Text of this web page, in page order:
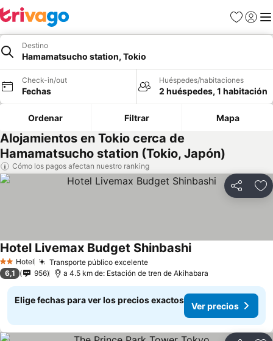
Favoritos
Iniciar
Destino
Hamamatsucho station, Tokio
Check-in/out
Fechas
Huéspedes/habitaciones
2 huéspedes, 1 habitación
Ordenar Filtrar Mapa
Alojamientos en Tokio cerca de
Hamamatsucho station (Tokio, Japón)
Cómo los pagos afectan nuestro ranking
Compartir
2 Estrellas
Hotel Transporte público excelente
Hotel Livemax Budget Shinbashi
6,1 956 a 4.5 km de: Estación de tren de Akihabara
Elige fechas para ver los precios exactos
Ver precios